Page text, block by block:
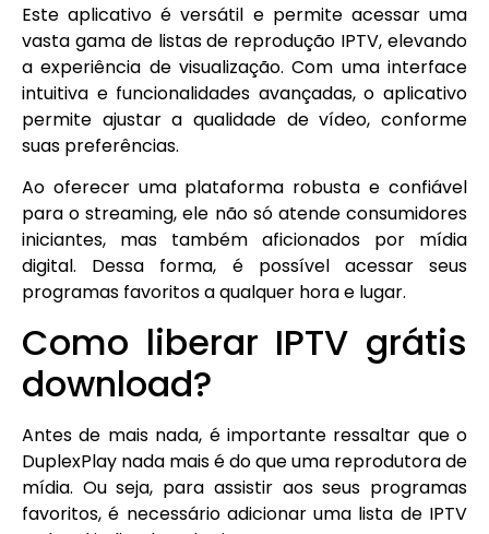
Este aplicativo é versátil e permite acessar uma
vasta gama de listas de reprodução IPTV, elevando
a experiência de visualização. Com uma interface
intuitiva e funcionalidades avançadas, o aplicativo
permite ajustar a qualidade de vídeo, conforme
suas preferências.
Ao oferecer uma plataforma robusta e confiável
para o streaming, ele não só atende consumidores
iniciantes, mas também aficionados por mídia
digital. Dessa forma, é possível acessar seus
programas favoritos a qualquer hora e lugar.
Como liberar IPTV grátis
download?
Antes de mais nada, é importante ressaltar que o
DuplexPlay nada mais é do que uma reprodutora de
mídia. Ou seja, para assistir aos seus programas
favoritos, é necessário adicionar uma lista de IPTV